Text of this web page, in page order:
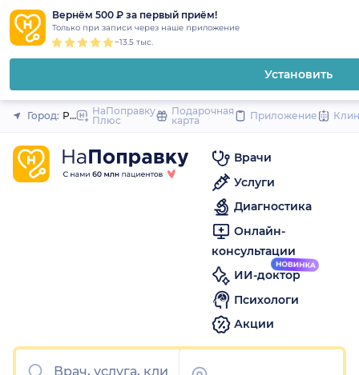
Вернём 500 ₽ за первый приём!
Только при записи через наше приложение
~13.5 тыс.
Установить
Закрыть
Город: Ростов-на-Дону
НаПоправку
Плюс
Подарочная
карта
Приложение
Врачи
Услуги
Диагностика
Онлайн-
консультации
ИИ-доктор
Психологи
Акции